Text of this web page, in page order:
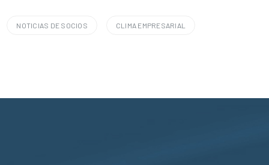
NOTICIAS DE SOCIOS CLIMA EMPRESARIAL